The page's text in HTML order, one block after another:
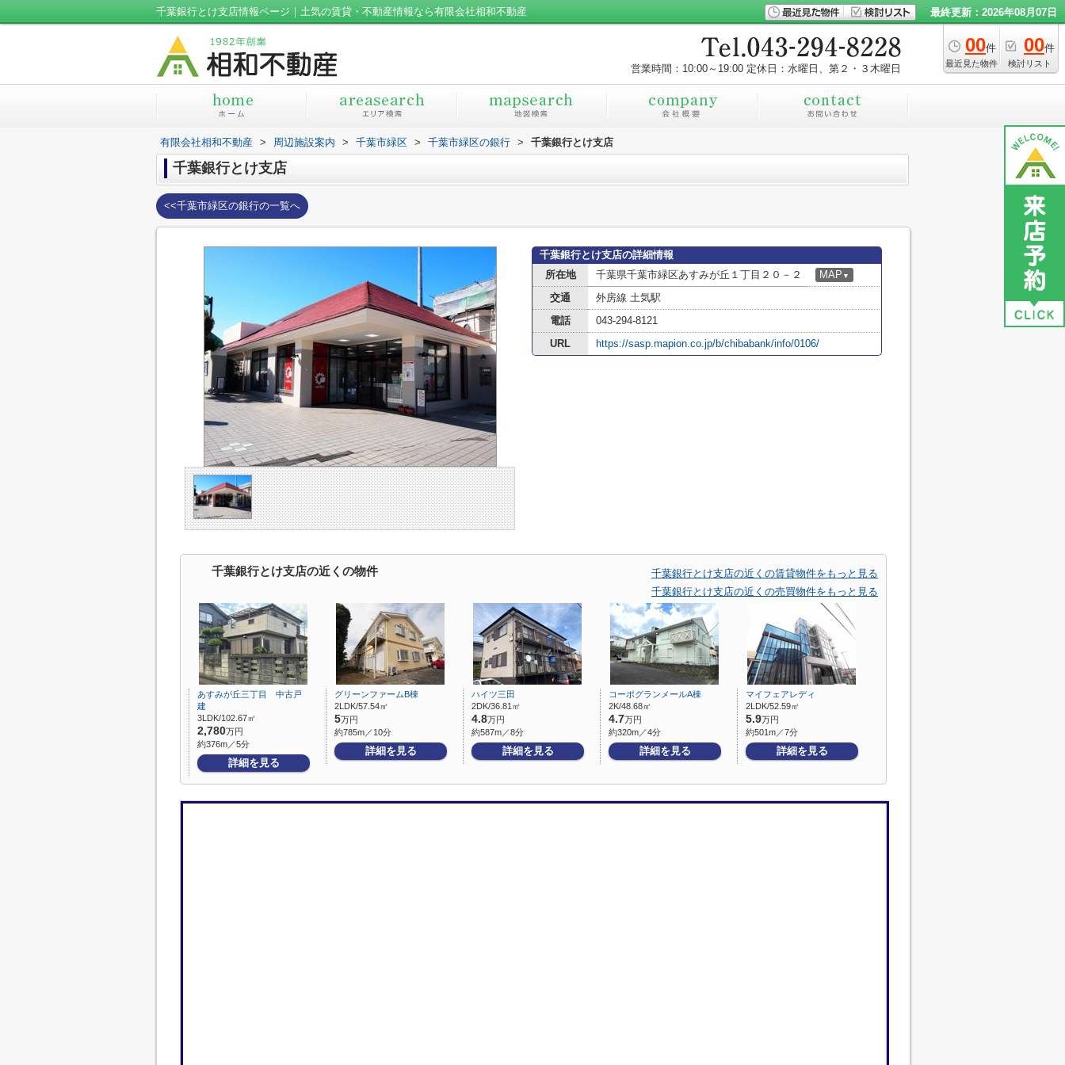
千葉銀行とけ支店情報ページ｜土気の賃貸・不動産情報なら有限会社相和不動産 最終更新：2026年08月07日
00件
最近見た物件
00件
検討リスト
営業時間：10:00～19:00 定休日：水曜日、第２・３木曜日
有限会社相和不動産 > 周辺施設案内 > 千葉市緑区 > 千葉市緑区の銀行 > 千葉銀行とけ支店
千葉銀行とけ支店
<<千葉市緑区の銀行の一覧へ
千葉銀行とけ支店の詳細情報
所在地
千葉県千葉市緑区あすみが丘１丁目２０－２ MAP ▼
交通
外房線 土気駅
電話
043-294-8121
URL
https://sasp.mapion.co.jp/b/chibabank/info/0106/
千葉銀行とけ支店の近くの物件
千葉銀行とけ支店の近くの賃貸物件をもっと見る
千葉銀行とけ支店の近くの売買物件をもっと見る
あすみが丘三丁目 中古戸
建
3LDK/102.67㎡
2,780万円
約376m／5分
詳細を見る
グリーンファームB棟
2LDK/57.54㎡
5万円
約785m／10分
詳細を見る
ハイツ三田
2DK/36.81㎡
4.8万円
約587m／8分
詳細を見る
コーポグランメールA棟
2K/48.68㎡
4.7万円
約320m／4分
詳細を見る
マイフェアレディ
2LDK/52.59㎡
5.9万円
約501m／7分
詳細を見る